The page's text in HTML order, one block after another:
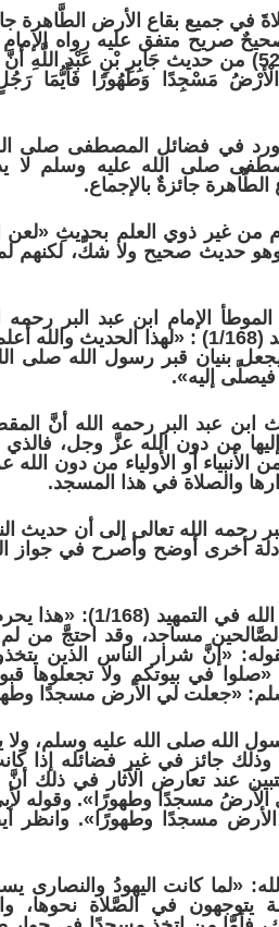
في جميع بقاع الأرض الطَّاهرة
ومسلم في صحيحه (521) من حديث جَابِرِ بْنِ
مَسْجِدًا وَطَهُورًا فَأَيُّمَا رَجُلٍ
في فضائل المصطفى صلى
صلى الله عليه وسلم لا
جائزةٌ بالإجماع.
غير ذوي العلم بحديثِ «لعن
حديث صحيح ولا شكَّ، لكنهم لم
الإمام ابن عبد البر
الحديث في كتابه التمهيد (1/168) : «لهذا
بنيان قبر رسول الله صلى
فيصلَّى إليه».
ابن عبد البر رحمه الله أنَّ
من دون الله عزَّ وجل، فالذي
الأنبياء أو الأولياء من دون
والصلاة في هذا المسجد.
رحمه الله تعالى إلى أن حديث
أخرى أوضح وأصرح في جواز
قال ابن عبد البر رحمه
والصَّالحين مساجد، وقد احتجَّ من
«إنَّ شرار الناس الذين
في بيوتكم ولا تجعلوها
«جعلت لي الأرض مسجدًا
الله صلى الله عليه وسلم، ولا
وذلك جائز في غير فضائله إذا
عند تعارض الآثار في ذلك
مسجدًا وطهورًا». وقوله
مسجدًا وطهورًا». وانظر أيضًا
«لما كانت اليهودُ والنصارى
يتوجهون في الصَّلاة نحوها،